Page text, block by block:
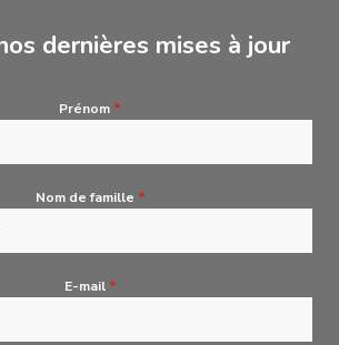
dernières mises à jour
Prénom *
Nom de famille *
E-mail *